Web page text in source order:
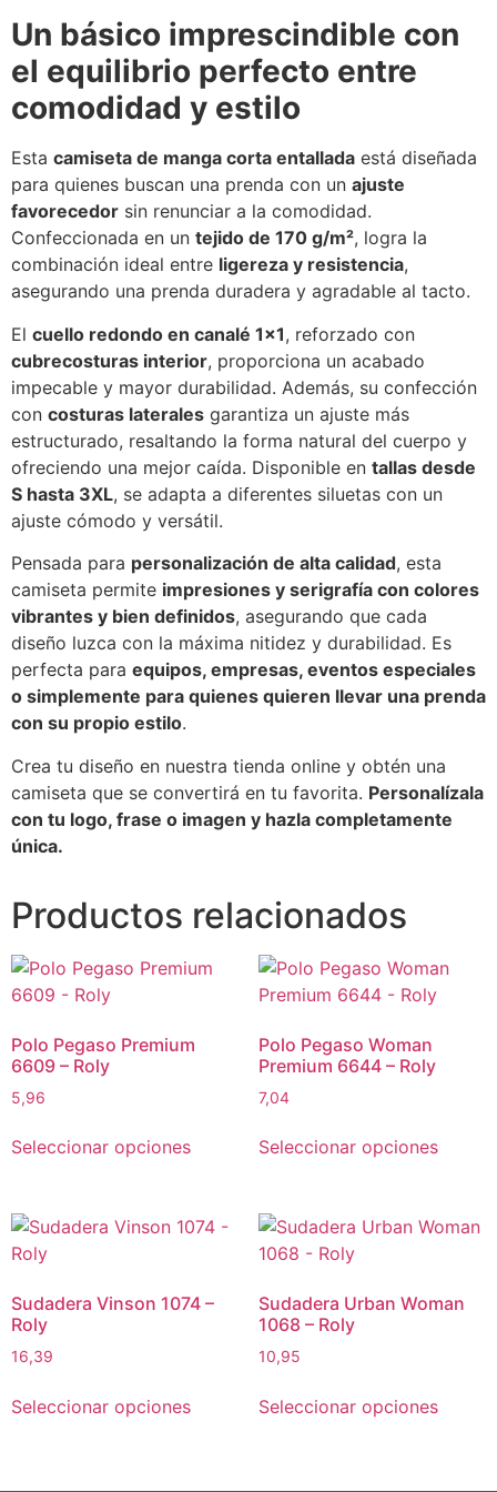
Un básico imprescindible con
el equilibrio perfecto entre
comodidad y estilo
Esta camiseta de manga corta entallada está diseñada
para quienes buscan una prenda con un ajuste
favorecedor sin renunciar a la comodidad.
Confeccionada en un tejido de 170 g/m², logra la
combinación ideal entre ligereza y resistencia,
asegurando una prenda duradera y agradable al tacto.
El cuello redondo en canalé 1×1, reforzado con
cubrecosturas interior, proporciona un acabado
impecable y mayor durabilidad. Además, su confección
con costuras laterales garantiza un ajuste más
estructurado, resaltando la forma natural del cuerpo y
ofreciendo una mejor caída. Disponible en tallas desde
S hasta 3XL, se adapta a diferentes siluetas con un
ajuste cómodo y versátil.
Pensada para personalización de alta calidad, esta
camiseta permite impresiones y serigrafía con colores
vibrantes y bien definidos, asegurando que cada
diseño luzca con la máxima nitidez y durabilidad. Es
perfecta para equipos, empresas, eventos especiales
o simplemente para quienes quieren llevar una prenda
con su propio estilo.
Crea tu diseño en nuestra tienda online y obtén una
camiseta que se convertirá en tu favorita. Personalízala
con tu logo, frase o imagen y hazla completamente
única.
Productos relacionados
Polo Pegaso Premium
6609 – Roly
5,96
Seleccionar opciones
Polo Pegaso Woman
Premium 6644 – Roly
7,04
Seleccionar opciones
Sudadera Vinson 1074 –
Roly
16,39
Seleccionar opciones
Sudadera Urban Woman
1068 – Roly
10,95
Seleccionar opciones